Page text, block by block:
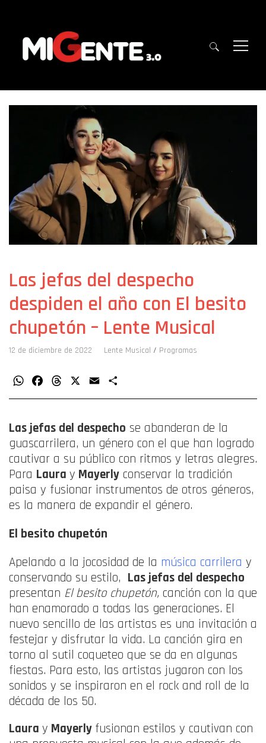
Las jefas del despecho
despiden el año con El besito
chupetón – Lente Musical
12 de diciembre de 2022 Lente Musical / Programas
WhatsAppFacebookThreads Email
Las jefas del despecho se abanderan de la
guascarrilera, un género con el que han logrado
cautivar a su público con ritmos y letras alegres.
Para Laura y Mayerly conservar la tradición
paisa y fusionar instrumentos de otros géneros,
es la manera de expandir el género.
El besito chupetón
Apelando a la jocosidad de la música carrilera y
conservando su estilo, Las jefas del despecho
presentan El besito chupetón, canción con la que
han enamorado a todas las generaciones. El
nuevo sencillo de las artistas es una invitación a
festejar y disfrutar la vida. La canción gira en
torno al sutil coqueteo que se da en algunas
fiestas. Para esto, las artistas jugaron con los
sonidos y se inspiraron en el rock and roll de la
década de los 50.
Laura y Mayerly fusionan estilos y cautivan con